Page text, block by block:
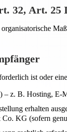
32, Art. 25
organisatorische
ist oder
z. B. Hosting, E-
erhalten
KG (sofern